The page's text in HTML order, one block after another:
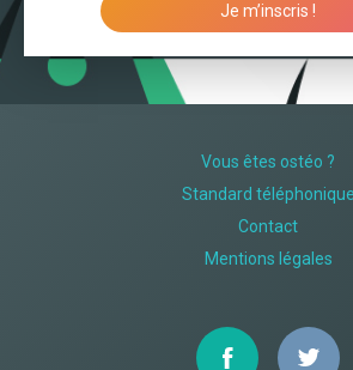
Je m’inscris !
Vous êtes ostéo ?
Standard téléphonique
Contact
Mentions légales